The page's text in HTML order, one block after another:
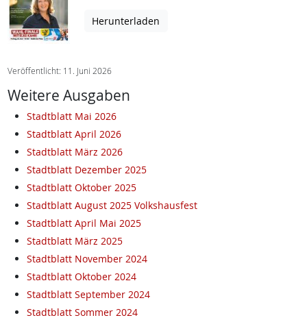
Herunterladen
Veröffentlicht: 11. Juni 2026
Weitere Ausgaben
Stadtblatt Mai 2026
Stadtblatt April 2026
Stadtblatt März 2026
Stadtblatt Dezember 2025
Stadtblatt Oktober 2025
Stadtblatt August 2025 Volkshausfest
Stadtblatt April Mai 2025
Stadtblatt März 2025
Stadtblatt November 2024
Stadtblatt Oktober 2024
Stadtblatt September 2024
Stadtblatt Sommer 2024